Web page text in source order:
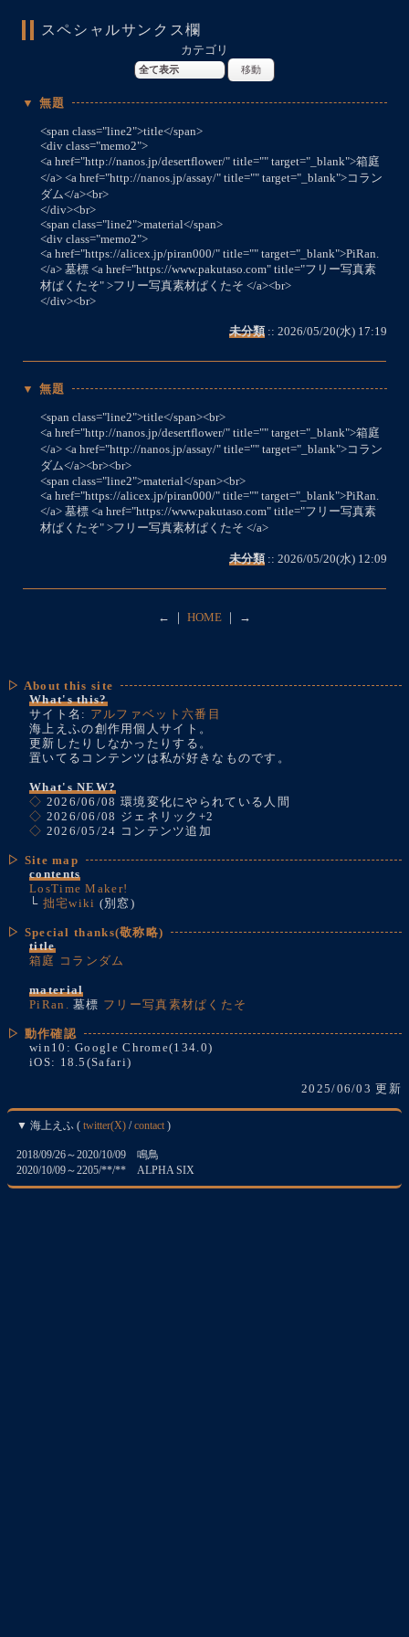
スペシャルサンクス欄
カテゴリ
▼ 無題
<span class="line2">title</span>
<div class="memo2">
<a href="http://nanos.jp/desertflower/" title="" target="_blank">箱庭
</a> <a href="http://nanos.jp/assay/" title="" target="_blank">コラン
ダム</a><br>
</div><br>
<span class="line2">material</span>
<div class="memo2">
<a href="https://alicex.jp/piran000/" title="" target="_blank">PiRan.
</a> 墓標 <a href="https://www.pakutaso.com" title="フリー写真素
材ぱくたそ" >フリー写真素材ぱくたそ </a><br>
</div><br>
未分類:: 2026/05/20(水) 17:19
▼ 無題
<span class="line2">title</span><br>
<a href="http://nanos.jp/desertflower/" title="" target="_blank">箱庭
</a> <a href="http://nanos.jp/assay/" title="" target="_blank">コラン
ダム</a><br><br>
<span class="line2">material</span><br>
<a href="https://alicex.jp/piran000/" title="" target="_blank">PiRan.
</a> 墓標 <a href="https://www.pakutaso.com" title="フリー写真素
材ぱくたそ" >フリー写真素材ぱくたそ </a>
未分類:: 2026/05/20(水) 12:09
← ｜ HOME ｜ →
▷ About this site
What's this?
サイト名: アルファベット六番目
海上えふの創作用個人サイト。
更新したりしなかったりする。
置いてるコンテンツは私が好きなものです。
What's NEW?
◇ 2026/06/08 環境変化にやられている人間
◇ 2026/06/08 ジェネリック+2
◇ 2026/05/24 コンテンツ追加
▷ Site map
contents
LosTime Maker!
└ 拙宅wiki (別窓)
▷ Special thanks(敬称略)
title
箱庭 コランダム
material
PiRan. 墓標 フリー写真素材ぱくたそ
▷ 動作確認
win10: Google Chrome(134.0)
iOS: 18.5(Safari)
2025/06/03 更新
▼ 海上えふ ( twitter(X) /contact )
2018/09/26～2020/10/09 鳴鳥
2020/10/09～2205/**/** ALPHA SIX